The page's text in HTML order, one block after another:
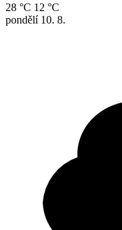
28 °C 12 °C
pondělí 10. 8.